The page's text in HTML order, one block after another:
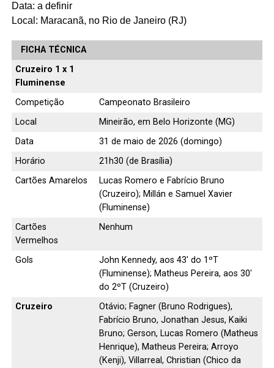
Data: a definir
Local: Maracanã, no Rio de Janeiro (RJ)
FICHA TÉCNICA
Cruzeiro 1 x 1
Fluminense
Competição
Campeonato Brasileiro
Local
Mineirão, em Belo Horizonte (MG)
Data
31 de maio de 2026 (domingo)
Horário
21h30 (de Brasília)
Cartões Amarelos
Lucas Romero e Fabrício Bruno
(Cruzeiro); Millán e Samuel Xavier
(Fluminense)
Cartões
Vermelhos
Nenhum
Gols
John Kennedy, aos 43′ do 1ºT
(Fluminense); Matheus Pereira, aos 30′
do 2ºT (Cruzeiro)
Cruzeiro
Otávio; Fagner (Bruno Rodrigues),
Fabrício Bruno, Jonathan Jesus, Kaiki
Bruno; Gerson, Lucas Romero (Matheus
Henrique), Matheus Pereira; Arroyo
(Kenji), Villarreal, Christian (Chico da